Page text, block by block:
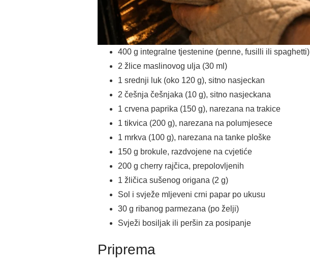
400 g integralne tjestenine (penne, fusilli ili spaghetti)
2 žlice maslinovog ulja (30 ml)
1 srednji luk (oko 120 g), sitno nasjeckan
2 češnja češnjaka (10 g), sitno nasjeckana
1 crvena paprika (150 g), narezana na trakice
1 tikvica (200 g), narezana na polumjesece
1 mrkva (100 g), narezana na tanke ploške
150 g brokule, razdvojene na cvjetiće
200 g cherry rajčica, prepolovljenih
1 žličica sušenog origana (2 g)
Sol i svježe mljeveni crni papar po ukusu
30 g ribanog parmezana (po želji)
Svježi bosiljak ili peršin za posipanje
Priprema